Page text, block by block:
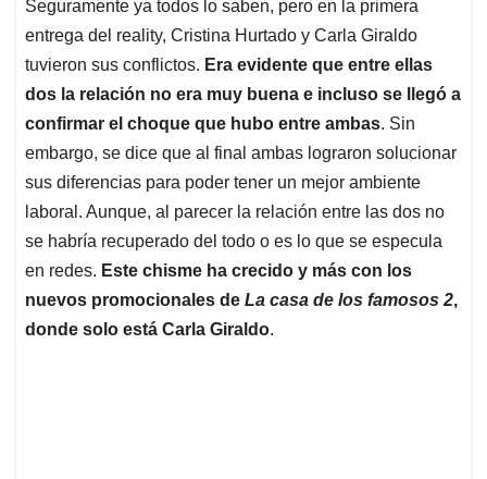
Seguramente ya todos lo saben, pero en la primera
entrega del reality, Cristina Hurtado y Carla Giraldo
tuvieron sus conflictos. Era evidente que entre ellas
dos la relación no era muy buena e incluso se llegó a
confirmar el choque que hubo entre ambas. Sin
embargo, se dice que al final ambas lograron solucionar
sus diferencias para poder tener un mejor ambiente
laboral. Aunque, al parecer la relación entre las dos no
se habría recuperado del todo o es lo que se especula
en redes. Este chisme ha crecido y más con los
nuevos promocionales de La casa de los famosos 2,
donde solo está Carla Giraldo.